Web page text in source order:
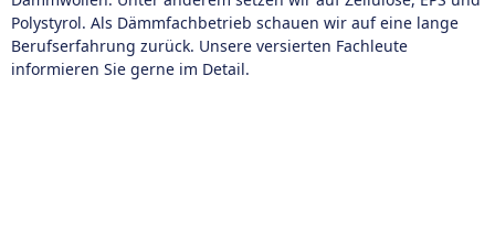
Polystyrol. Als Dämmfachbetrieb schauen wir auf eine lange
Berufserfahrung zurück. Unsere versierten Fachleute
informieren Sie gerne im Detail.